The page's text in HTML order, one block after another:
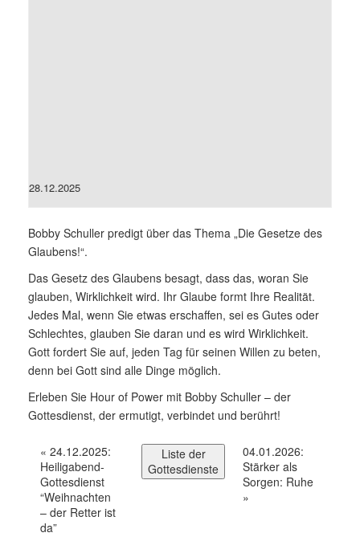
28.12.2025
Bobby Schuller predigt über das Thema „Die Gesetze des
Glaubens!“.
Das Gesetz des Glaubens besagt, dass das, woran Sie
glauben, Wirklichkeit wird. Ihr Glaube formt Ihre Realität.
Jedes Mal, wenn Sie etwas erschaffen, sei es Gutes oder
Schlechtes, glauben Sie daran und es wird Wirklichkeit.
Gott fordert Sie auf, jeden Tag für seinen Willen zu beten,
denn bei Gott sind alle Dinge möglich.
Erleben Sie Hour of Power mit Bobby Schuller – der
Gottesdienst, der ermutigt, verbindet und berührt!
« 24.12.2025:
Heiligabend-
Gottesdienst
“Weihnachten
– der Retter ist
da”
Liste der
Gottesdienste
04.01.2026:
Stärker als
Sorgen: Ruhe
»